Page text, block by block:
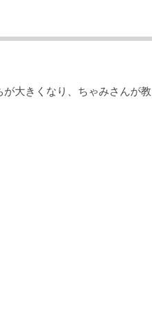
大きくなり、ちゃみさんが教